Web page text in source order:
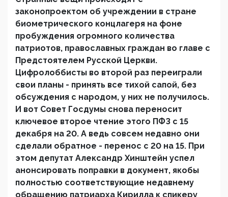
законопроектом об учреждении в стране
биометрического концлагеря на фоне
пробуждения огромного количества
патриотов, православных граждан во главе с
Предстоятелем Русской Церкви.
Цифролоббисты во второй раз переиграли
свои планы - принять все тихой сапой, без
обсуждения с народом, у них не получилось.
И вот Совет Госдумы снова переносит
ключевое второе чтение этого ПФЗ с 15
декабря на 20. А ведь совсем недавно они
сделали обратное - перенос с 20 на 15. При
этом депутат Александр Хинштейн успел
анонсировать поправки в документ, якобы
полностью соответствующие недавнему
обращению патриарха Кирилла к спикеру